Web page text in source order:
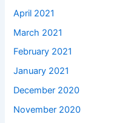
April 2021
March 2021
February 2021
January 2021
December 2020
November 2020